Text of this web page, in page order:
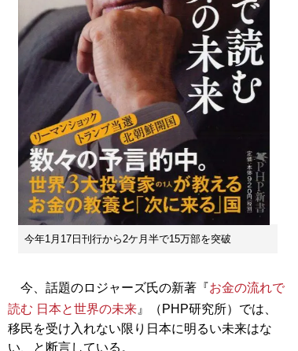
今年1月17日刊行から2ケ月半で15万部を突破
今、話題のロジャーズ氏の新著『お金の流れで
読む 日本と世界の未来 』（PHP研究所）では、
移民を受け入れない限り日本に明るい未来はな
い、と断言している。